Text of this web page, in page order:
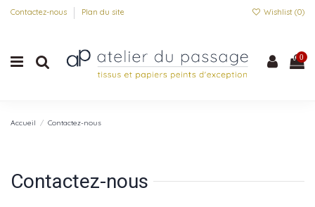
Contactez-nous Plan du site Wishlist (0)
0
Accueil Contactez-nous
Contactez-nous